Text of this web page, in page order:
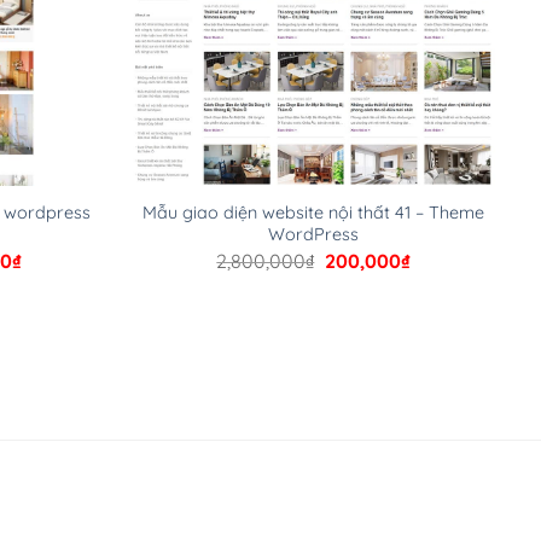
wordpress
₫Giá
Mẫu giao diện website nội thất 41 – Theme
WordPress
2,800,000₫ Giá
200,000₫Giá